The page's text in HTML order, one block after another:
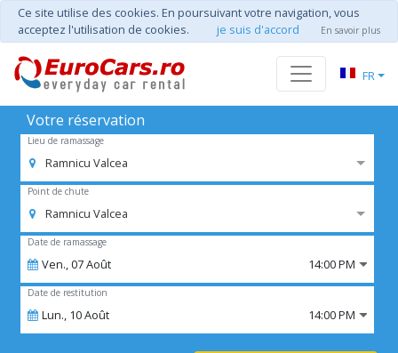
Ce site utilise des cookies. En poursuivant votre navigation, vous
acceptez l'utilisation de cookies.
je suis d'accord En savoir plus
FR
Votre réservation
Lieu de ramassage
Ramnicu Valcea
Point de chute
Ramnicu Valcea
Date de ramassage
Ven.,07Août 14:00 PM
Date de restitution
Lun., 10Août 14:00 PM